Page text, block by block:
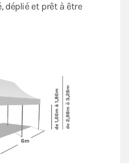
et prêt à être
des angles. Elle est
sa durabilité pour
à régulière .
à un
tarif très
et les professionnels